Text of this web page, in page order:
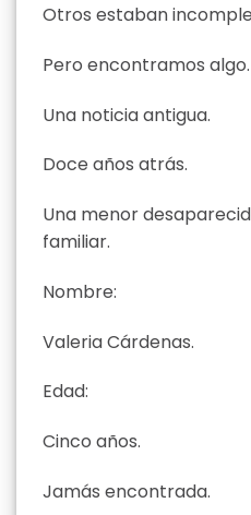
Otros estaban
Pero encontramos algo.
Una noticia antigua.
Doce años atrás.
Una menor
familiar.
Nombre:
Valeria Cárdenas.
Edad:
Cinco años.
Jamás encontrada.